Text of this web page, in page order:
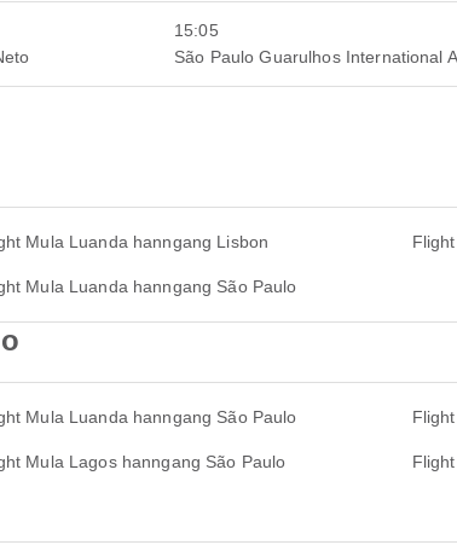
15:05
São Paulo Guarulhos International
Mula Luanda hanngang Lisbon
Mula Luanda hanngang São Paulo
Mula Luanda hanngang São Paulo
Mula Lagos hanngang São Paulo